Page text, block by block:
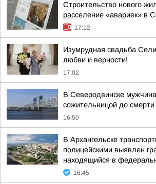
Строительство нового
расселение «авариек» в
17:12
Изумрудная свадьба
любви и верности!
17:02
В Северодвинске
сожительницой до смерти
16:50
В Архангельске
полицейскими выявлен
находящийся в
16:45